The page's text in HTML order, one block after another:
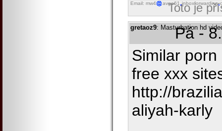
Email: mw4 avgo61 inboxforwarding
Toto je
gretaoz9: Masturbation hd
Pá -
Similar
free xxx
http://
aliyah-karly